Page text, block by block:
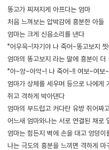
똥고가 찌져지게 아프다는 엄마
처음 느껴보는 압박감에 흥분한 아들
엄마는 크게 신음소리를 낸다
"어우윽~!자기야 나 죽어~똥고보지
엄마의 똥고보지 라는 말에 흥분이 더
"아~앙~아악~! 나 죽어~!! 여보~여보
엄마가 상체를 세우며 등으로 나에게
쥐고 격하게 박아댄다
엄마의 부드럽고 커다란 유방 쥐어짜
어느새 엄마와나는 서로 연결된 채로
엄마는 힘든지 벽에 손을 대고 엉덩이
나는 극도의 흥분을 느끼면 격하게 마